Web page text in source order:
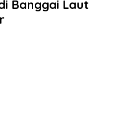
Banggai Laut